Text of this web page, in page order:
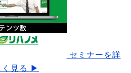
セミナーを詳
く見る ▶